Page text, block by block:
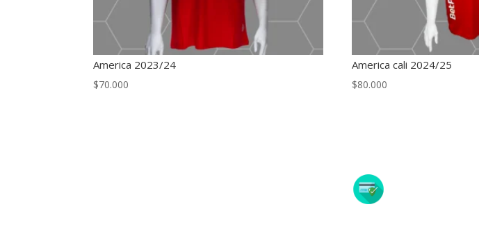
America 2023/24
$70.000
America cali 2024/25
$80.000